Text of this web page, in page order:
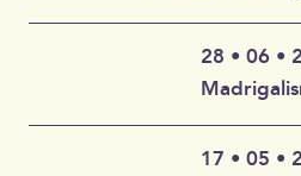
Claudia Wahlbuhl – Violine,
Thomas Wahlbuhl –
Klarinette, Saxophon, Gesang
Gitarre, Gesang | Stefan
28 • 06 •
17 • 05 •